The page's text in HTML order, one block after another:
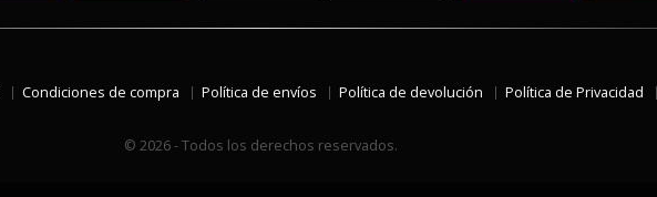
Condiciones de compra Política de envíos Política de devolución Política de Privacidad
© 2026 - Todos los derechos reservados.